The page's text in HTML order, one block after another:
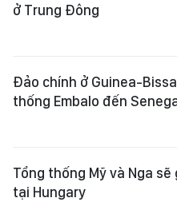
ở Trung Đông
Đảo chính ở Guinea-
thống Embalo đến
Tổng thống Mỹ và Nga sẽ
tại Hungary